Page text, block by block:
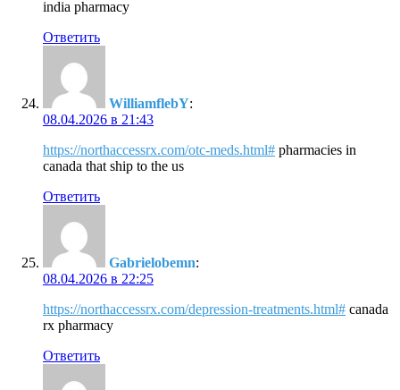
india pharmacy
Ответить
WilliamflebY:
08.04.2026 в 21:43
https://northaccessrx.com/otc-meds.html# pharmacies in
canada that ship to the us
Ответить
Gabrielobemn:
08.04.2026 в 22:25
https://northaccessrx.com/depression-treatments.html# canada
rx pharmacy
Ответить